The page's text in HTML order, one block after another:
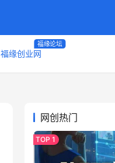
福缘创业网
福缘论坛
网创热门